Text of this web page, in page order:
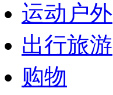
运动户外
出行旅游
购物